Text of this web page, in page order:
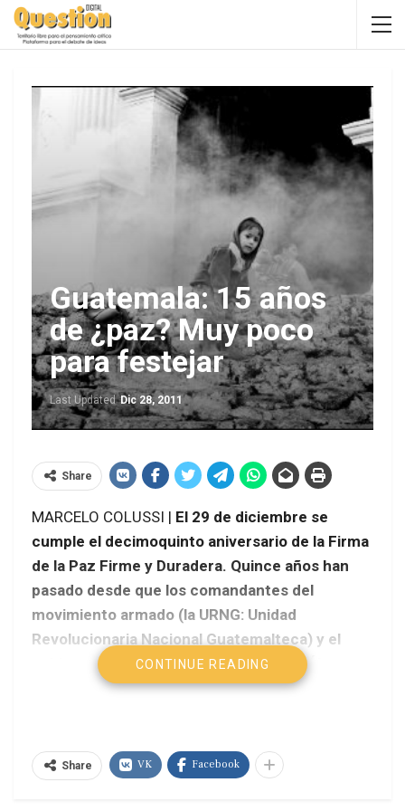
Guatemala: 15 años
de ¿paz? Muy poco
para festejar
Last UpdatedDic 28, 2011
Share
MARCELO COLUSSI | El 29 de diciembre se
cumple el decimoquinto aniversario de la Firma
de la Paz Firme y Duradera. Quince años han
pasado desde que los comandantes del
movimiento armado (la URNG: Unidad
Revolucionaria Nacional Guatemalteca) y el
gobierno del por entonces presidente Álvaro
Arzú estamparan solemnemente sus firman
colombiana.
CONTINUE READING
Share VK Facebook